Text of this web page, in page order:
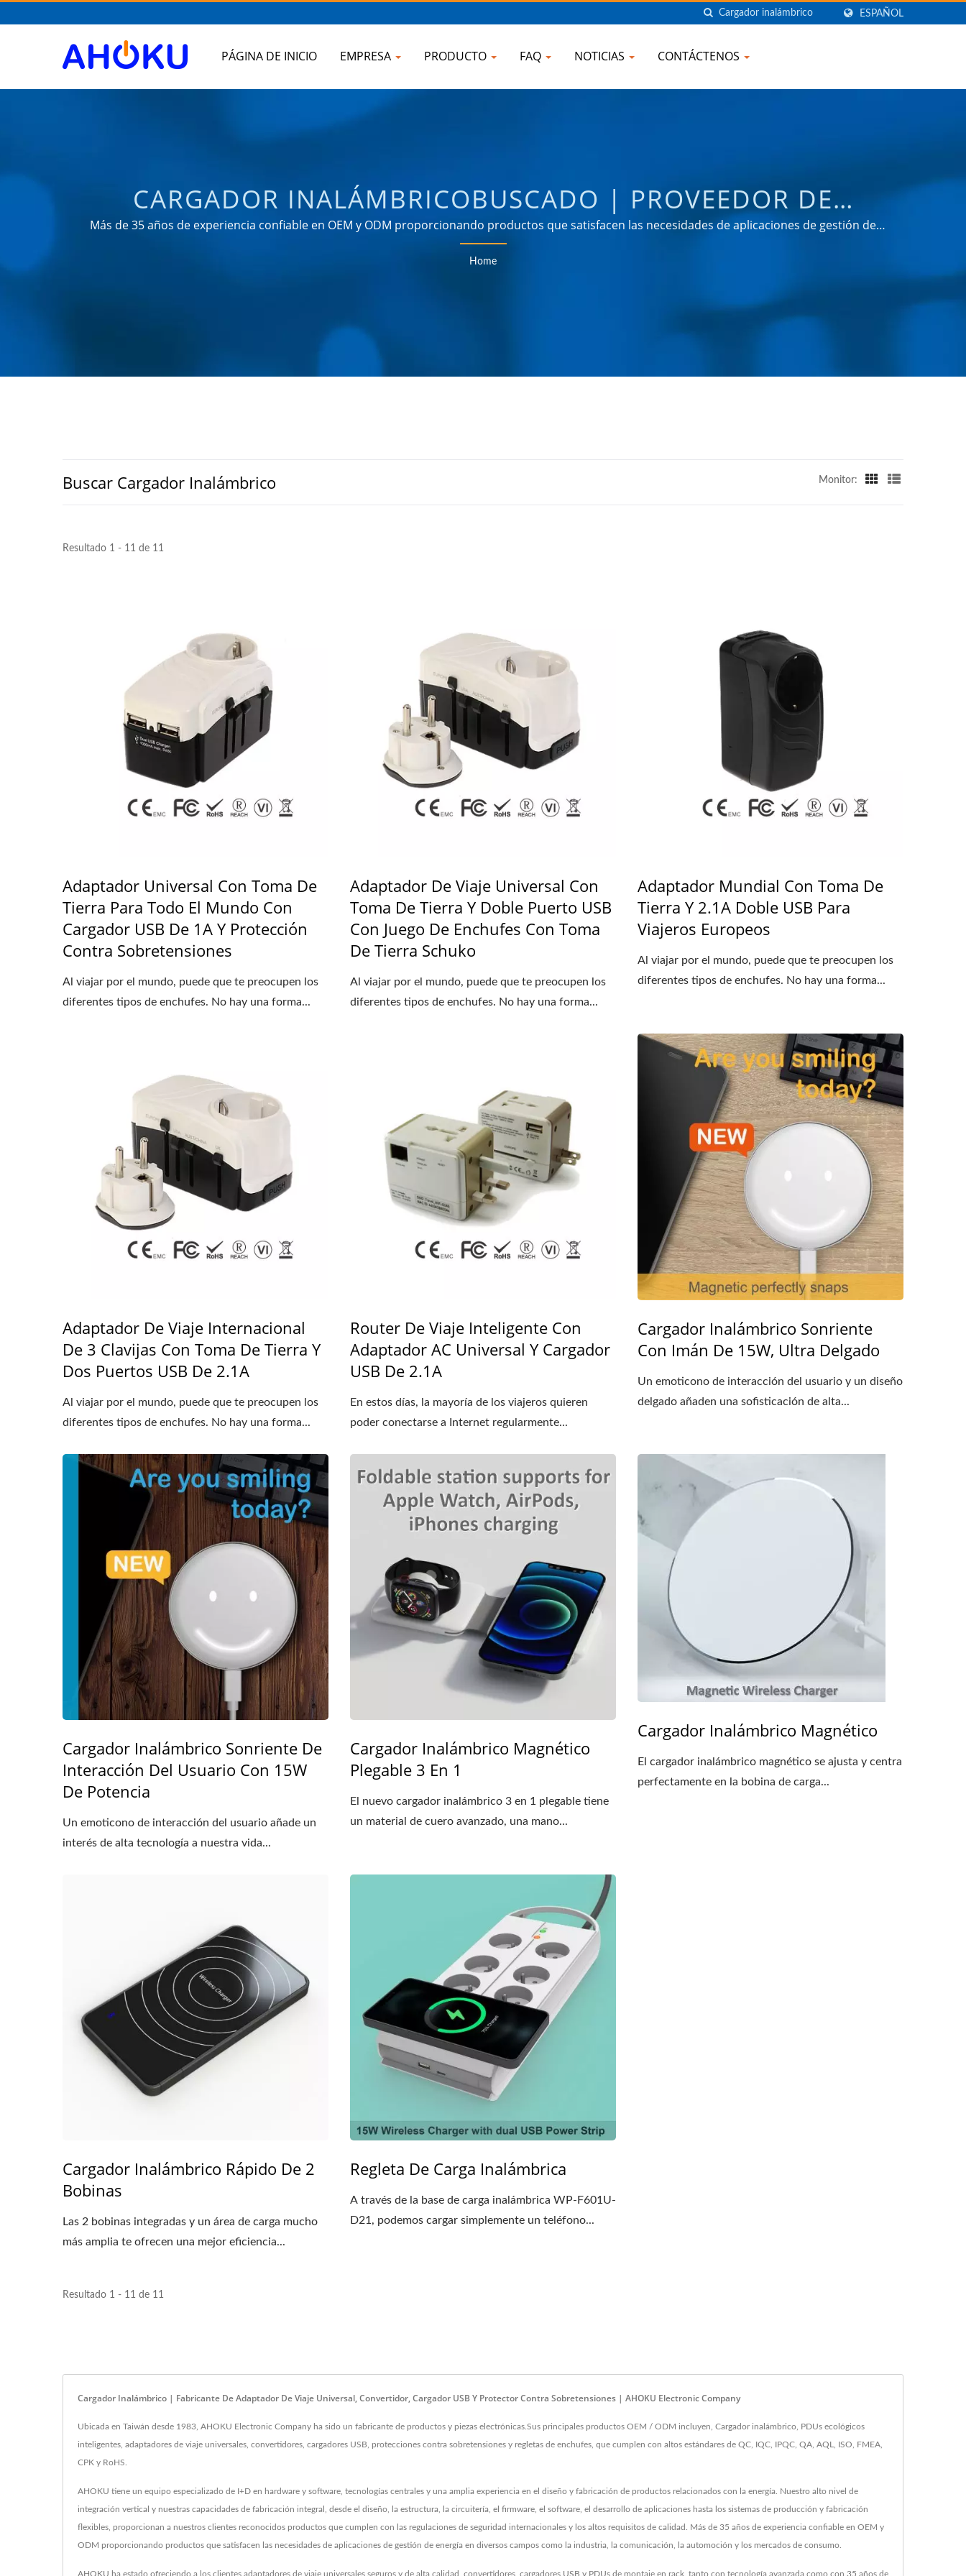
ESPAÑOL
PÁGINA DE INICIO EMPRESA PRODUCTO FAQ NOTICIAS CONTÁCTENOS
CARGADOR INALÁMBRICOBUSCADO | PROVEEDOR DE
PRODUCTOS RELACIONADOS CON LA ENERGÍA DE TAIWÁN |
AHOKU ELECTRONIC COMPANY
Más de 35 años de experiencia confiable en OEM y ODM proporcionando productos que satisfacen las necesidades de aplicaciones de gestión de
energía en diversos campos como industrial, comunicación, automotriz y mercados de consumo.
Home
Buscar Cargador Inalámbrico Monitor:
Resultado 1 - 11 de 11
Adaptador Universal Con Toma De
Tierra Para Todo El Mundo Con
Cargador USB De 1A Y Protección
Contra Sobretensiones
Al viajar por el mundo, puede que te preocupen los
diferentes tipos de enchufes. No hay una forma...
Adaptador De Viaje Universal Con
Toma De Tierra Y Doble Puerto USB
Con Juego De Enchufes Con Toma
De Tierra Schuko
Al viajar por el mundo, puede que te preocupen los
diferentes tipos de enchufes. No hay una forma...
Adaptador Mundial Con Toma De
Tierra Y 2.1A Doble USB Para
Viajeros Europeos
Al viajar por el mundo, puede que te preocupen los
diferentes tipos de enchufes. No hay una forma...
Adaptador De Viaje Internacional
De 3 Clavijas Con Toma De Tierra Y
Dos Puertos USB De 2.1A
Al viajar por el mundo, puede que te preocupen los
diferentes tipos de enchufes. No hay una forma...
Router De Viaje Inteligente Con
Adaptador AC Universal Y Cargador
USB De 2.1A
En estos días, la mayoría de los viajeros quieren
poder conectarse a Internet regularmente...
Cargador Inalámbrico Sonriente
Con Imán De 15W, Ultra Delgado
Un emoticono de interacción del usuario y un diseño
delgado añaden una sofisticación de alta...
Cargador Inalámbrico Sonriente De
Interacción Del Usuario Con 15W
De Potencia
Un emoticono de interacción del usuario añade un
interés de alta tecnología a nuestra vida...
Cargador Inalámbrico Magnético
Plegable 3 En 1
El nuevo cargador inalámbrico 3 en 1 plegable tiene
un material de cuero avanzado, una mano...
Cargador Inalámbrico Magnético
El cargador inalámbrico magnético se ajusta y centra
perfectamente en la bobina de carga...
Cargador Inalámbrico Rápido De 2
Bobinas
Las 2 bobinas integradas y un área de carga mucho
más amplia te ofrecen una mejor eficiencia...
Regleta De Carga Inalámbrica
A través de la base de carga inalámbrica WP-F601U-
D21, podemos cargar simplemente un teléfono...
Resultado 1 - 11 de 11
Cargador Inalámbrico | Fabricante De Adaptador De Viaje Universal, Convertidor, Cargador USB Y Protector Contra Sobretensiones | AHOKU Electronic Company
Ubicada en Taiwán desde 1983, AHOKU Electronic Company ha sido un fabricante de productos y piezas electrónicas.Sus principales productos OEM / ODM incluyen, Cargador inalámbrico, PDUs ecológicos
inteligentes, adaptadores de viaje universales, convertidores, cargadores USB, protecciones contra sobretensiones y regletas de enchufes, que cumplen con altos estándares de QC, IQC, IPQC, QA, AQL, ISO, FMEA,
CPK y RoHS.
AHOKU tiene un equipo especializado de I+D en hardware y software, tecnologías centrales y una amplia experiencia en el diseño y fabricación de productos relacionados con la energía. Nuestro alto nivel de
integración vertical y nuestras capacidades de fabricación integral, desde el diseño, la estructura, la circuitería, el firmware, el software, el desarrollo de aplicaciones hasta los sistemas de producción y fabricación
flexibles, proporcionan a nuestros clientes reconocidos productos que cumplen con las regulaciones de seguridad internacionales y los altos requisitos de calidad. Más de 35 años de experiencia confiable en OEM y
ODM proporcionando productos que satisfacen las necesidades de aplicaciones de gestión de energía en diversos campos como la industria, la comunicación, la automoción y los mercados de consumo.
AHOKU ha estado ofreciendo a los clientes adaptadores de viaje universales seguros y de alta calidad, convertidores, cargadores USB y PDUs de montaje en rack, tanto con tecnología avanzada como con 35 años de